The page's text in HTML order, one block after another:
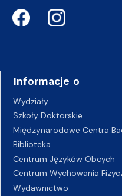
Informacje o
Wydziały
Szkoły Doktorskie
Międzynarodowe Centra
Biblioteka
Centrum Języków Obcych
Centrum Wychowania
Wydawnictwo